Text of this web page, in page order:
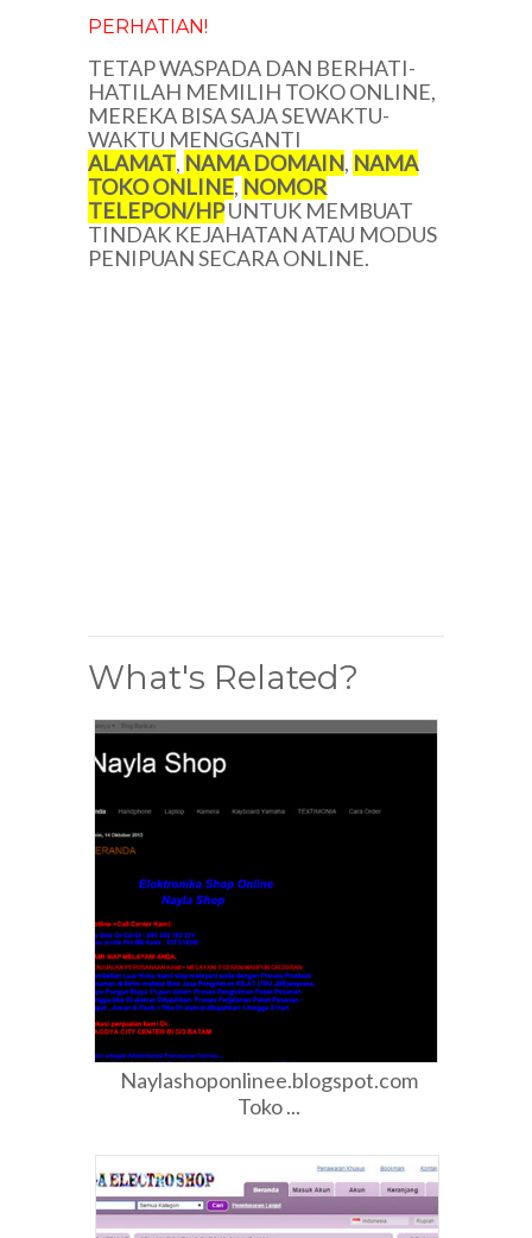
PERHATIAN!
TETAP WASPADA DAN BERHATI-
HATILAH MEMILIH TOKO ONLINE,
MEREKA BISA SAJA SEWAKTU-
WAKTU MENGGANTI
ALAMAT, NAMA DOMAIN, NAMA
TOKO ONLINE, NOMOR
TELEPON/HPUNTUK MEMBUAT
TINDAK KEJAHATAN ATAU MODUS
PENIPUAN SECARA ONLINE.
What's Related?
Naylashoponlinee.blogspot.com
Toko ...